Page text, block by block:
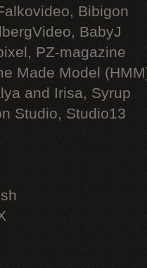
Bibigon
BabyJ
PZ-magazine
Made Model
and Irisa, Syrup
Studio, Studio13